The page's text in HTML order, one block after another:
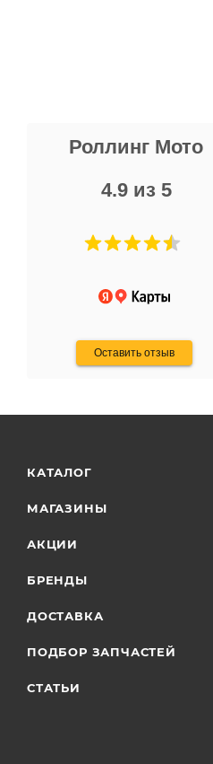
Роллинг Мото
4.9 из 5
Оставить отзыв
Не понравились условия
и дают только на год)
КАТАЛОГ
МАГАЗИНЫ
АКЦИИ
БРЕНДЫ
ДОСТАВКА
ПОДБОР ЗАПЧАСТЕЙ
СТАТЬИ